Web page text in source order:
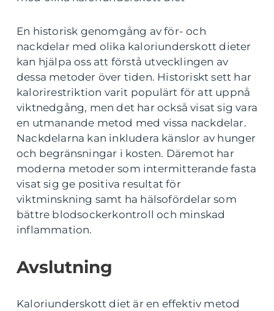
En historisk genomgång av för- och
nackdelar med olika kaloriunderskott dieter
kan hjälpa oss att förstå utvecklingen av
dessa metoder över tiden. Historiskt sett har
kalorirestriktion varit populärt för att uppnå
viktnedgång, men det har också visat sig vara
en utmanande metod med vissa nackdelar.
Nackdelarna kan inkludera känslor av hunger
och begränsningar i kosten. Däremot har
moderna metoder som intermitterande fasta
visat sig ge positiva resultat för
viktminskning samt ha hälsofördelar som
bättre blodsockerkontroll och minskad
inflammation.
Avslutning
Kaloriunderskott diet är en effektiv metod